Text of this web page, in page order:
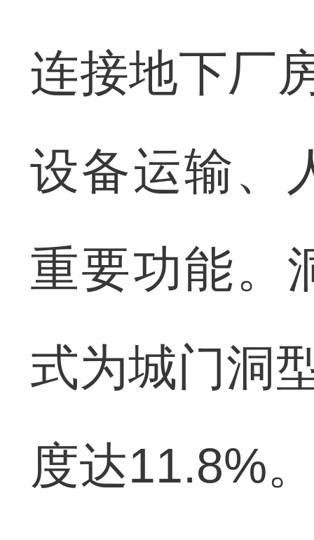
连接地下厂
设备运输、
重要功能。
式为城门洞
度达11.8%